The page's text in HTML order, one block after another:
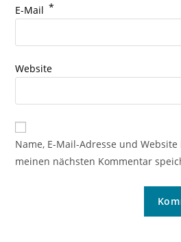
E-Mail *
Website
Name, E-Mail-Adresse und
meinen nächsten Kommentar